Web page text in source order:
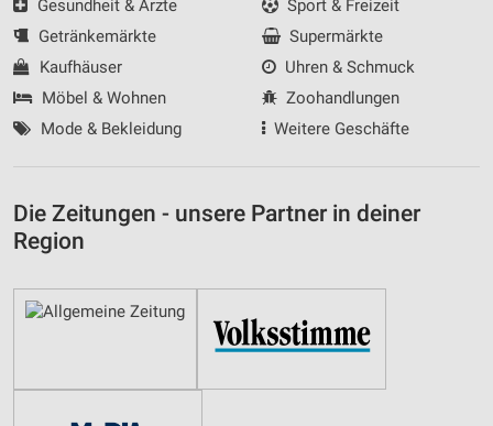
Gesundheit & Ärzte
Getränkemärkte
Kaufhäuser
Möbel & Wohnen
Mode & Bekleidung
Sport & Freizeit
Supermärkte
Uhren & Schmuck
Zoohandlungen
Weitere Geschäfte
Die Zeitungen - unsere Partner in deiner
Region